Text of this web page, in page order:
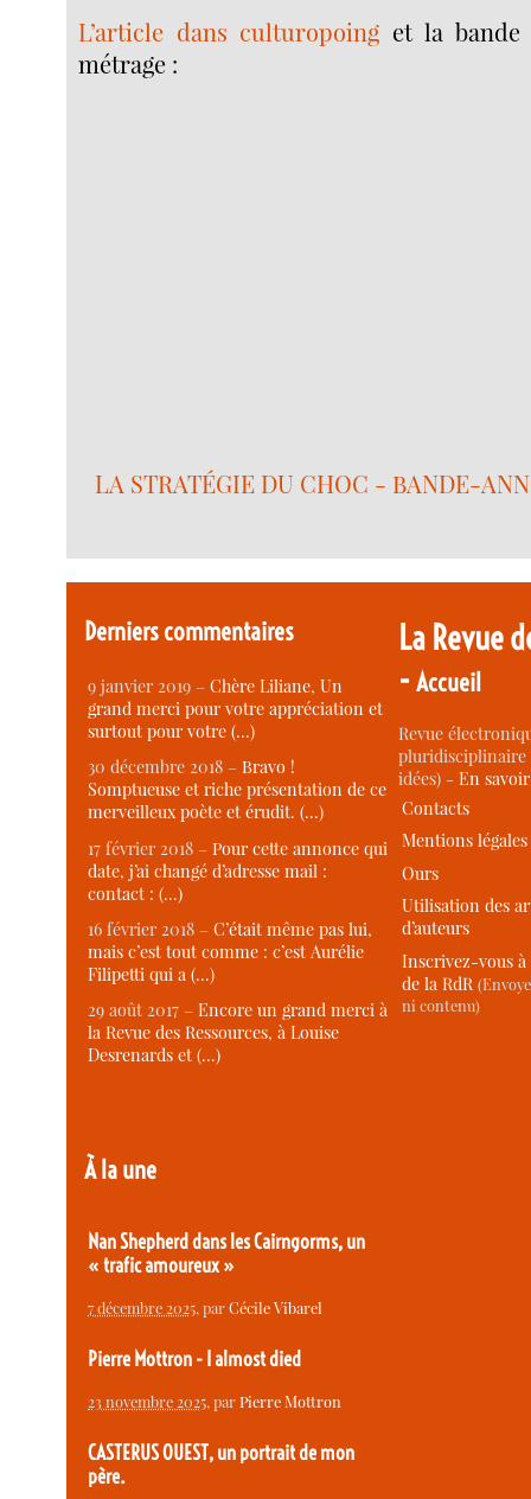
L’article dans culturopoing et la
métrage :
LA STRATÉGIE DU CHOC - BANDE-
Derniers commentaires
9 janvier 2019 –Chère Liliane, Un
grand merci pour votre appréciation et
surtout pour votre (…)
30 décembre 2018 –Bravo !
Somptueuse et riche présentation de ce
merveilleux poète et érudit. (…)
17 février 2018 –Pour cette annonce qui
date, j’ai changé d’adresse mail :
contact : (…)
16 février 2018 –C’était même pas lui,
mais c’est tout comme : c’est Aurélie
Filipetti qui a (…)
29 août 2017 –Encore un grand merci à
la Revue des Ressources, à Louise
Desrenards et (…)
À la une
Nan Shepherd dans les Cairngorms, un
« trafic amoureux »
7 décembre 2025, parCécile Vibarel
Pierre Mottron - I almost died
23 novembre 2025, parPierre Mottron
CASTERUS OUEST, un portrait de mon
père.
La Revue
-Accueil
Revue
idées) -En
Contacts
Mentions légales
Ours
Utilisation des
d’auteurs
Inscrivez-vous
de la RdR
ni contenu)